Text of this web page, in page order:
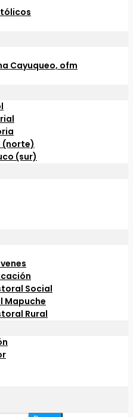
Cayuqueo, ofm
(norte)
(sur)
Social
Mapuche
Rural